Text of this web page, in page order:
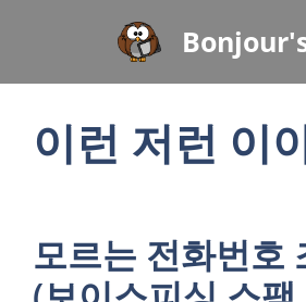
이런 저런 이
모르는 전화번호